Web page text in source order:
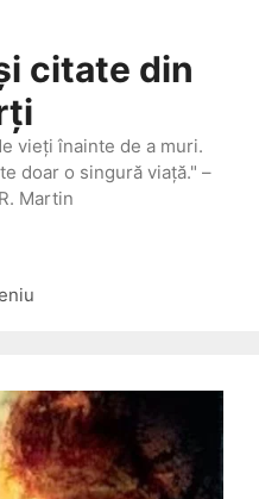
citate din
vieţi înainte de a muri.
doar o singură viaţă." –
Martin